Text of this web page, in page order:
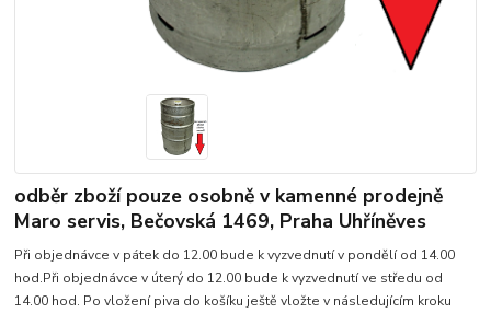
odběr zboží pouze osobně v kamenné prodejně
Maro servis, Bečovská 1469, Praha Uhříněves
Při objednávce v pátek do 12.00 bude k vyzvednutí v pondělí od 14.00
hod.Při objednávce v úterý do 12.00 bude k vyzvednutí ve středu od
14.00 hod. Po vložení piva do košíku ještě vložte v následujícím kroku